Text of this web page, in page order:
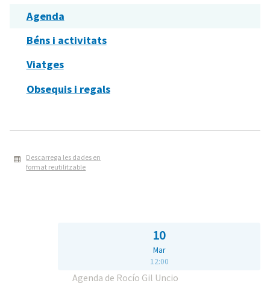
Agenda
Béns i activitats
Viatges
Obsequis i regals
Descarrega les dades en
format reutilitzable
10
Mar
12:00
Agenda de Rocío Gil Uncio